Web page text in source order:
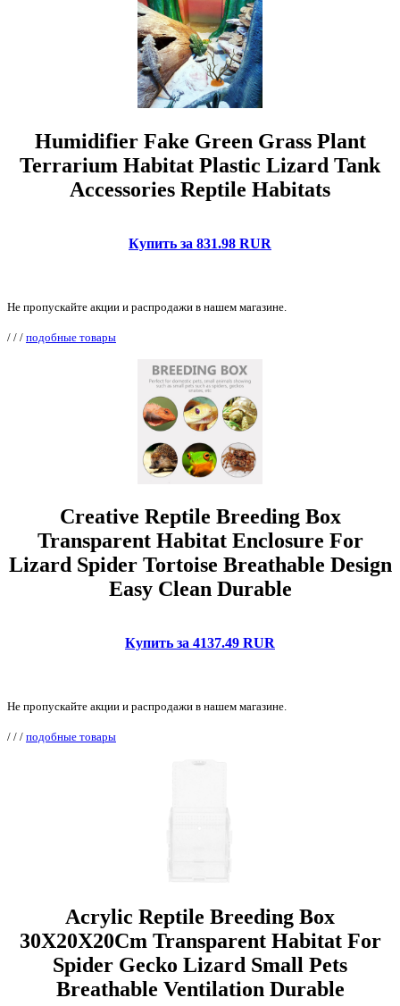
Humidifier Fake Green Grass Plant
Terrarium Habitat Plastic Lizard Tank
Accessories Reptile Habitats
Купить за 831.98 RUR
Не пропускайте акции и распродажи в нашем магазине.
/ / / подобные товары
Creative Reptile Breeding Box
Transparent Habitat Enclosure For
Lizard Spider Tortoise Breathable Design
Easy Clean Durable
Купить за 4137.49 RUR
Не пропускайте акции и распродажи в нашем магазине.
/ / / подобные товары
Acrylic Reptile Breeding Box
30X20X20Cm Transparent Habitat For
Spider Gecko Lizard Small Pets
Breathable Ventilation Durable